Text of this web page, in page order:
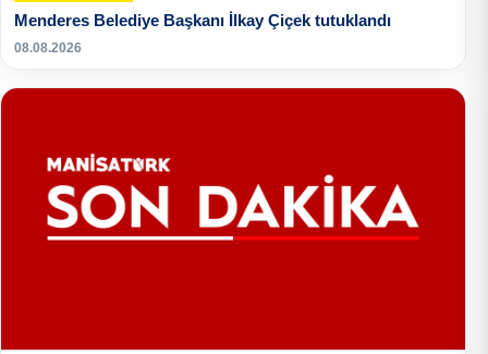
Menderes Belediye Başkanı İlkay Çiçek tutuklandı
08.08.2026